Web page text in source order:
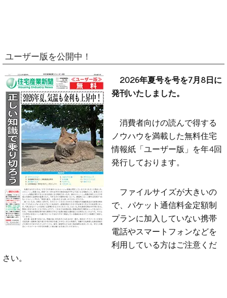
ユーザー版を公開中！
2026年夏号を号を7月8日に
発刊いたしました。
消費者向けの読んで得する
ノウハウを満載した無料住宅
情報紙「ユーザー版」を年4回
発行しております。
ファイルサイズが大きいの
で、パケット通信料金定額制
プランに加入していない携帯
電話やスマートフォンなどを
利用している方はご注意くだ
さい。